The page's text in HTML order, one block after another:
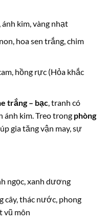
kim, vàng nhạt
hoa sen trắng, chim
hồng rực (Hỏa khắc
trắng – bạc, tranh có
ánh kim. Treo trong phòng
gia tăng vận may, sự
ngọc, xanh dương
cây, thác nước, phong
vũ môn